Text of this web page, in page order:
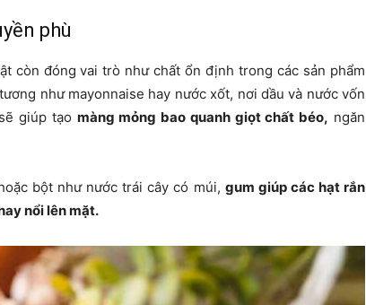
phù
còn đóng vai trò như chất ổn định trong các sản phẩm
như mayonnaise hay nước xốt, nơi dầu và nước vốn
giúp tạo màng mỏng bao quanh giọt chất béo, ngăn
bột như nước trái cây có múi, gum giúp các hạt rắn
nổi lên mặt.